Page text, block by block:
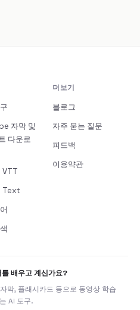
자막 및
다운로
Text
더보기
블로그
자주 묻는 질문
피드백
이용약관
배우고 계신가요?
막, 플래시카드 등으로 동영상 학습
AI 도구.